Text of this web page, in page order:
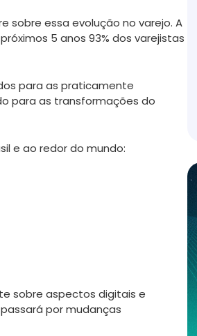
sobre essa evolução no varejo. A
5 anos 93% dos varejistas
para as praticamente
para as transformações do
e ao redor do mundo:
sobre aspectos digitais e
por mudanças